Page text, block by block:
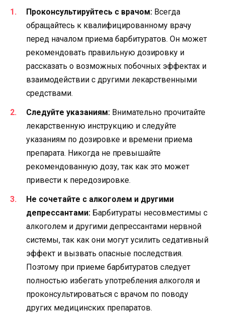
Проконсультируйтесь с врачом: Всегда
обращайтесь к квалифицированному врачу
перед началом приема барбитуратов. Он может
рекомендовать правильную дозировку и
рассказать о возможных побочных эффектах и
взаимодействии с другими лекарственными
средствами.
Следуйте указаниям: Внимательно прочитайте
лекарственную инструкцию и следуйте
указаниям по дозировке и времени приема
препарата. Никогда не превышайте
рекомендованную дозу, так как это может
привести к передозировке.
Не сочетайте с алкоголем и другими
депрессантами: Барбитураты несовместимы с
алкоголем и другими депрессантами нервной
системы, так как они могут усилить седативный
эффект и вызвать опасные последствия.
Поэтому при приеме барбитуратов следует
полностью избегать употребления алкоголя и
проконсультироваться с врачом по поводу
других медицинских препаратов.